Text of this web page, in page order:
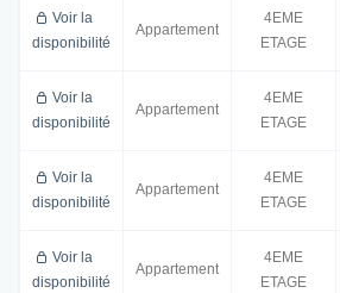
Voir la
disponibilité
Appartement
4EME
ETAGE
Voir la
disponibilité
Appartement
4EME
ETAGE
Voir la
disponibilité
Appartement
4EME
ETAGE
Voir la
disponibilité
Appartement
4EME
ETAGE